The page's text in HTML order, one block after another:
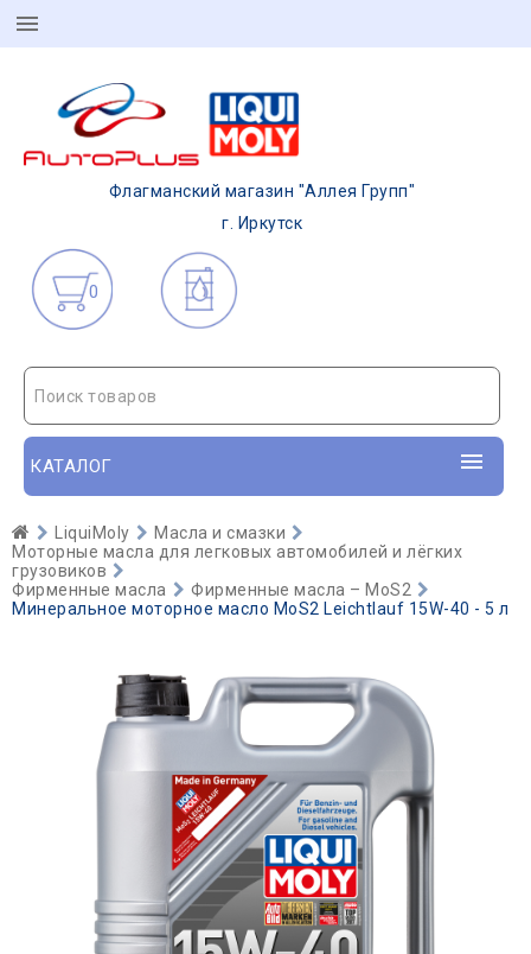
Флагманский магазин "Аллея Групп"
г. Иркутск
0
Поиск товаров
КАТАЛОГ
LiquiMoly
Масла и смазки
Моторные масла для легковых автомобилей и лёгких
грузовиков
Фирменные масла
Фирменные масла – MoS2
Минеральное моторное масло MoS2 Leichtlauf 15W-40 - 5 л